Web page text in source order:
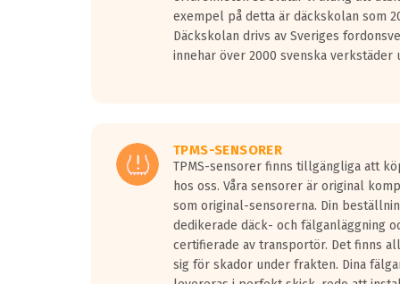
Vid körning i över 50km/h brukar
På däckmärkningen kommer det finnas en
medans de vita vågorna påvisar om det är ett tyst
Ett däck med tre svarta vågor uppnår de
exempel på detta är däckskolan som
Däckskolan drivs av Sveriges
innehar över 2000 svenska verkstäder
TPMS-SENSORER
TPMS-sensorer finns tillgängliga att
hos oss. Våra sensorer är original
som original-sensorerna. Din
dedikerade däck- och fälganläggning
certifierade av transportör. Det finns
sig för skador under frakten. Dina